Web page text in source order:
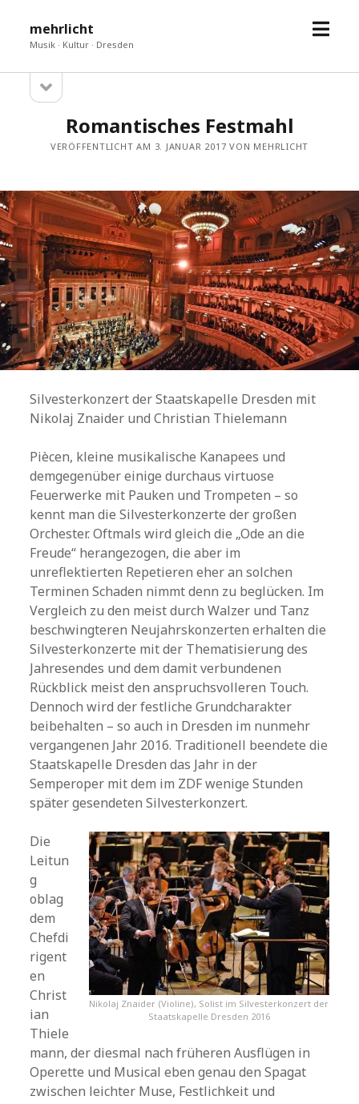
mehrlicht
Musik · Kultur · Dresden
Menü
Sidebar
öffnen
Romantisches Festmahl
VERÖFFENTLICHT AM 3. JANUAR 2017 VON MEHRLICHT
Silvesterkonzert der Staatskapelle Dresden mit
Nikolaj Znaider und Christian Thielemann
Piècen, kleine musikalische Kanapees und
demgegenüber einige durchaus virtuose
Feuerwerke mit Pauken und Trompeten – so
kennt man die Silvesterkonzerte der großen
Orchester. Oftmals wird gleich die „Ode an die
Freude“ herangezogen, die aber im
unreflektierten Repetieren eher an solchen
Terminen Schaden nimmt denn zu beglücken. Im
Vergleich zu den meist durch Walzer und Tanz
beschwingteren Neujahrskonzerten erhalten die
Silvesterkonzerte mit der Thematisierung des
Jahresendes und dem damit verbundenen
Rückblick meist den anspruchsvolleren Touch.
Dennoch wird der festliche Grundcharakter
beibehalten – so auch in Dresden im nunmehr
vergangenen Jahr 2016. Traditionell beendete die
Staatskapelle Dresden das Jahr in der
Semperoper mit dem im ZDF wenige Stunden
später gesendeten Silvesterkonzert.
Nikolaj Znaider (Violine), Solist im Silvesterkonzert der
Staatskapelle Dresden 2016
Die
Leitun
g
oblag
dem
Chefdi
rigent
en
Christ
ian
Thiele
mann, der diesmal nach früheren Ausflügen in
Operette und Musical eben genau den Spagat
zwischen leichter Muse, Festlichkeit und